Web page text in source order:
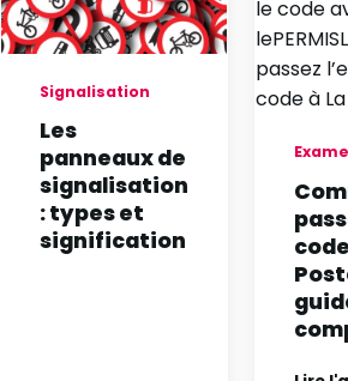
Signalisation
Les
panneaux de
signalisation
: types et
signification